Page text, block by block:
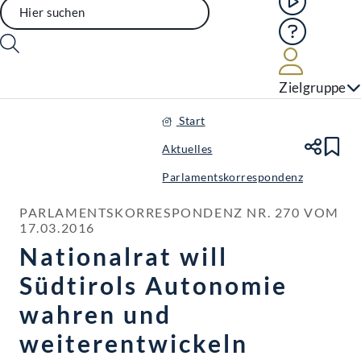
Hilfe
Zielgruppe
Start
Aktuelles
Parlamentskorrespondenz
PARLAMENTSKORRESPONDENZ NR. 270 VOM
17.03.2016
Nationalrat will
Südtirols Autonomie
wahren und
weiterentwickeln